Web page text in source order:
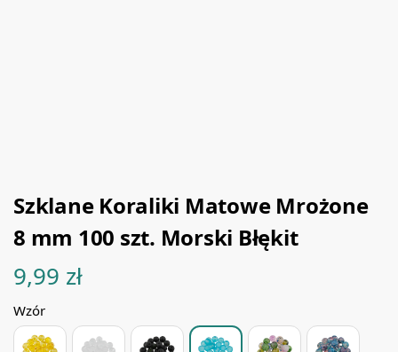
Szklane Koraliki Matowe Mrożone
8 mm 100 szt. Morski Błękit
9,99 zł
Wzór